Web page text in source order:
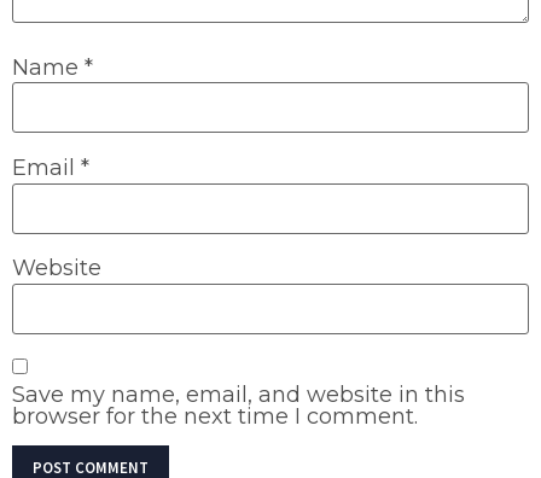
Name *
Email *
Website
Save my name, email, and website in this
browser for the next time I comment.